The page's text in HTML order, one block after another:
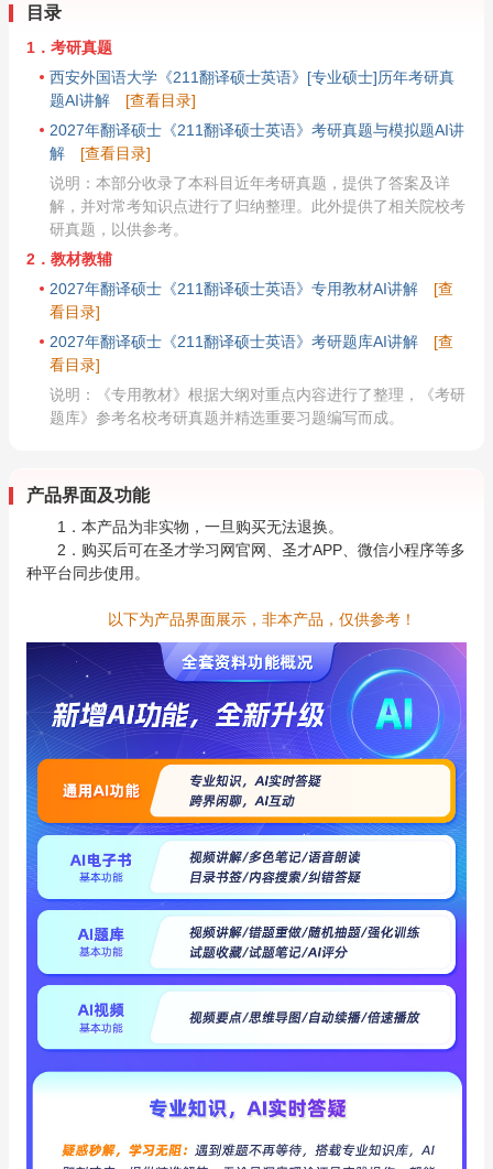
目录
1．考研真题
西安外国语大学《211翻译硕士英语》[专业硕士]历年考研真
题AI讲解
[查看目录]
2027年翻译硕士《211翻译硕士英语》考研真题与模拟题AI讲
解
[查看目录]
说明：本部分收录了本科目近年考研真题，提供了答案及详
解，并对常考知识点进行了归纳整理。此外提供了相关院校考
研真题，以供参考。
2．教材教辅
2027年翻译硕士《211翻译硕士英语》专用教材AI讲解
[查
看目录]
2027年翻译硕士《211翻译硕士英语》考研题库AI讲解
[查
看目录]
说明：《专用教材》根据大纲对重点内容进行了整理，《考研
题库》参考名校考研真题并精选重要习题编写而成。
产品界面及功能
1．本产品为非实物，一旦购买无法退换。
2．购买后可在圣才学习网官网、圣才APP、微信小程序等多
种平台同步使用。
以下为产品界面展示，非本产品，仅供参考！